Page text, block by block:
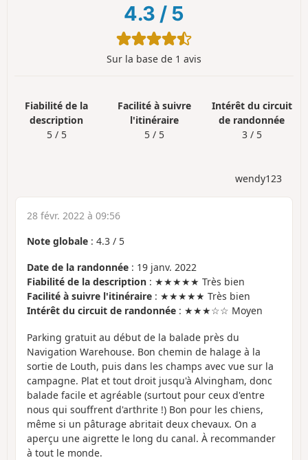
4.3 / 5
Sur la base de 1 avis
Fiabilité de la
description
5 / 5
Facilité à suivre
l'itinéraire
5 / 5
Intérêt du circuit
de randonnée
3 / 5
wendy123
28 févr. 2022 à 09:56
Note globale : 4.3 / 5
Date de la randonnée : 19 janv. 2022
Fiabilité de la description : ★★★★★ Très bien
Facilité à suivre l'itinéraire : ★★★★★ Très bien
Intérêt du circuit de randonnée : ★★★☆☆ Moyen
Parking gratuit au début de la balade près du
Navigation Warehouse. Bon chemin de halage à la
sortie de Louth, puis dans les champs avec vue sur la
campagne. Plat et tout droit jusqu'à Alvingham, donc
balade facile et agréable (surtout pour ceux d'entre
nous qui souffrent d'arthrite !) Bon pour les chiens,
même si un pâturage abritait deux chevaux. On a
aperçu une aigrette le long du canal. À recommander
à tout le monde.